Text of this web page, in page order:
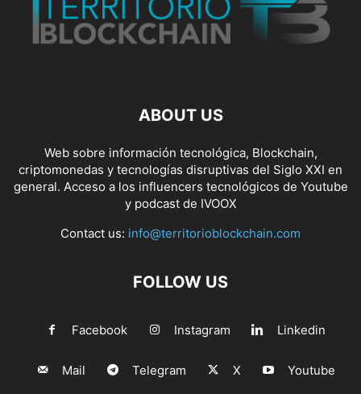
ABOUT US
Web sobre información tecnológica, Blockchain,
criptomonedas y tecnologías disruptivas del Siglo XXI en
general. Acceso a los influencers tecnológicos de Youtube
y podcast de IVOOX
Contact us: info@territorioblockchain.com
FOLLOW US
Facebook Instagram Linkedin
Mail Telegram X Youtube